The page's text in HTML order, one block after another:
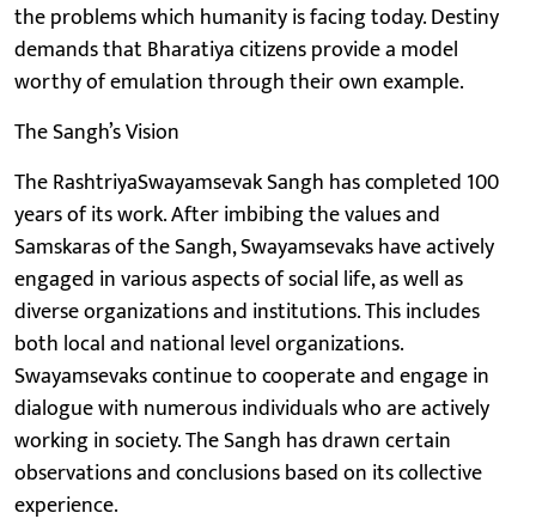
the problems which humanity is facing today. Destiny
demands that Bharatiya citizens provide a model
worthy of emulation through their own example.
The Sangh’s Vision
The RashtriyaSwayamsevak Sangh has completed 100
years of its work. After imbibing the values and
Samskaras of the Sangh, Swayamsevaks have actively
engaged in various aspects of social life, as well as
diverse organizations and institutions. This includes
both local and national level organizations.
Swayamsevaks continue to cooperate and engage in
dialogue with numerous individuals who are actively
working in society. The Sangh has drawn certain
observations and conclusions based on its collective
experience.